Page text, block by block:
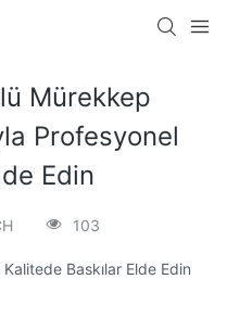
Mürekkep
Profesyonel
Edin
103
Baskılar Elde Edin